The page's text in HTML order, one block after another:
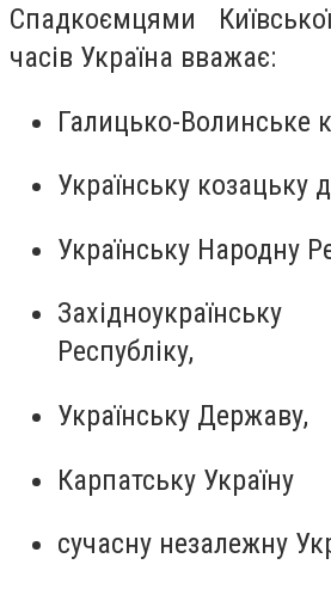
Спадкоємцями
часів Україна вважає:
Галицько-Волинське
Українську козацьку
Українську Народну
Республіку,
Українську Державу,
Карпатську Україну
сучасну незалежну